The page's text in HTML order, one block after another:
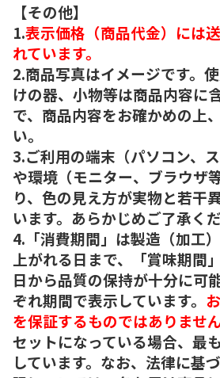
【その他】
1.表示価格（商品代金）には
れています。
2.商品写真はイメージです。
けの器、小物等は商品内容に
で、商品内容をお確かめの上
い。
3.ご利用の端末（パソコン、ス
や環境（モニター、ブラウザ
り、色の見え方が実物と若干
います。あらかじめご了承くだ
4.「消費期間」は製造（加工
上がれる日まで、「賞味期間
日から品質の保持が十分に可
ぞれ期間で表示しています。
を保証するものではありません
セットになっている場合、最
しています。なお、法律に基